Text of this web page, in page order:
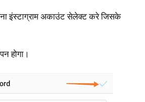
इंस्टाग्राम अकाउंट सेलेक्ट करे जिसके
होगा।